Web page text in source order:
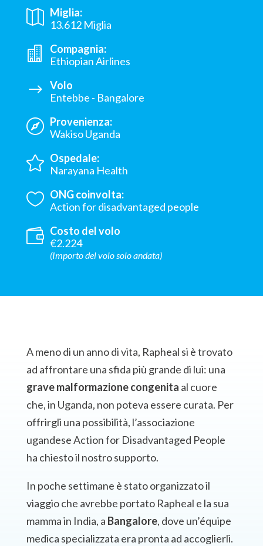
Miglia:
13.612 Miglia
Compagnia:
Ethiopian Airlines
Volo
Entebbe - Bangalore
Provenienza:
Wakiso Uganda
Ospedale:
Narayana Health
ONG coinvolta:
Action for disadvantaged people
Costo del volo
€2.224
(Importo del volo solo andata)
A meno di un anno di vita, Rapheal si è trovato
ad affrontare una sfida più grande di lui: una
grave malformazione congenita al cuore
che, in Uganda, non poteva essere curata. Per
offrirgli una possibilità, l’associazione
ugandese Action for Disadvantaged People
ha chiesto il nostro supporto.
In poche settimane è stato organizzato il
viaggio che avrebbe portato Rapheal e la sua
mamma in India, a Bangalore, dove un’équipe
medica specializzata era pronta ad accoglierli.